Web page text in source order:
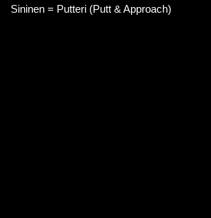
Sininen = Putteri (Putt & Approach)